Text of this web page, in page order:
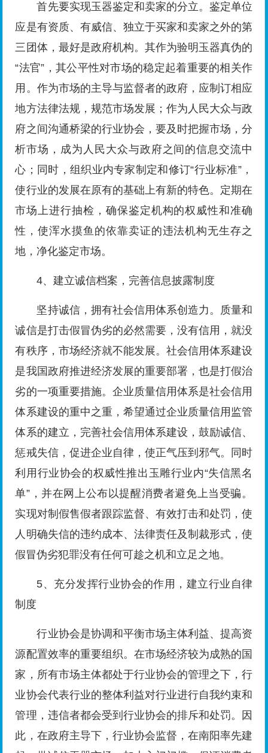
首先要实现玉器鉴定和卖家的分立。鉴定单位
应是有资质、有威信、独立于买家和卖家之外的第
三团体，最好是政府机构。其作为验明玉器真伪的
“法官”，其公平性对市场的稳定起着重要的相关作
用。作为市场的主导与监督者的政府，应制订相应
地方法律法规，规范市场发展；作为人民大众与政
府之间沟通桥梁的行业协会，要及时把握市场，分
析市场，成为人民大众与政府之间的信息交流中
心；同时，组织业内专家制定和修订“行业标准”，
使行业的发展在原有的基础上有新的特色。定期在
市场上进行抽检，确保鉴定机构的权威性和准确
性，使浑水摸鱼的依靠卖证的违法机构无生存之
地，净化鉴定市场。
4、建立诚信档案，完善信息披露制度
坚持诚信，拥有社会信用体系创造力。质量和
诚信是打击假冒伪劣的必然需要，没有信用，就没
有秩序，市场经济就不能发展。社会信用体系建设
是我国政府推进经济发展的重要部署，也是打假治
劣的一项重要措施。企业质量信用体系是社会信用
体系建设的重中之重，希望通过企业质量信用监管
体系的建立，完善社会信用体系建设，鼓励诚信、
惩戒失信，促进企业自律，使正气压到邪气。同时
利用行业协会的权威性推出玉雕行业内“失信黑名
单”，并在网上公布以提醒消费者避免上当受骗。
实现对制假售假者跟踪监督、有效打击和处罚，使
人明确失信的违约成本、法律责任及制裁形式，使
假冒伪劣犯罪没有任何可趁之机和立足之地。
5、充分发挥行业协会的作用，建立行业自律
制度
行业协会是协调和平衡市场主体利益、提高资
源配置效率的重要组织。在市场经济较为成熟的国
家，所有市场主体都处于行业协会的管理之下，行
业协会代表行业的整体利益对行业进行自我约束和
管理，违信者都会受到行业协会的排斥和处罚。因
此，在政府主导下，行业协会监督，在南阳率先建